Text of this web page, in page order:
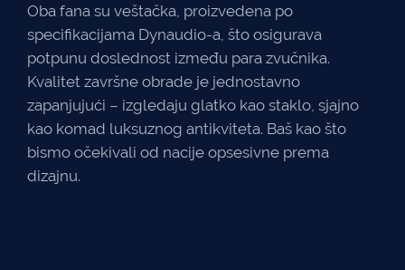
Oba fana su veštačka, proizvedena po
specifikacijama Dynaudio-a, što osigurava
potpunu doslednost između para zvučnika.
Kvalitet završne obrade je jednostavno
zapanjujući – izgledaju glatko kao staklo, sjajno
kao komad luksuznog antikviteta. Baš kao što
bismo očekivali od nacije opsesivne prema
dizajnu.